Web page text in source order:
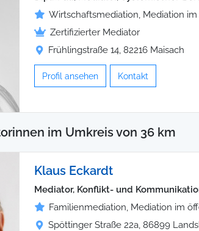
Wirtschaftsmediation, Mediation
Zertifizierter Mediator
Frühlingstraße 14, 82216 Maisach
Profil ansehen Kontakt
im Umkreis von 36 km
Klaus Eckardt
Mediator, Konflikt- und
Familienmediation, Mediation im
Spöttinger Straße 22a, 86899